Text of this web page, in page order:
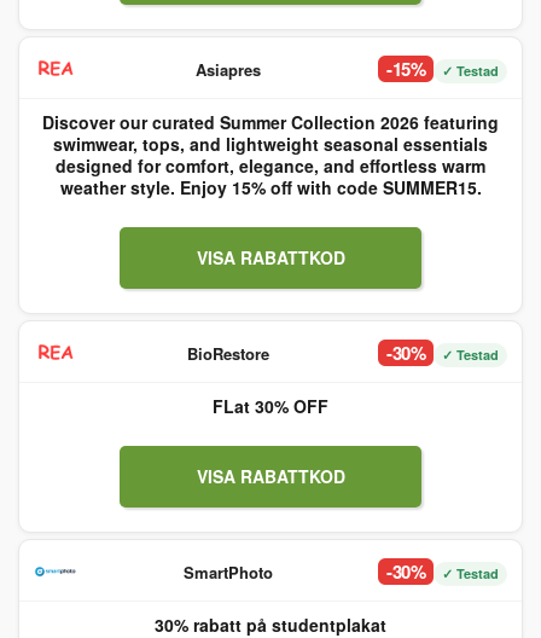
Asiapres -15% ✓ Testad
Discover our curated Summer Collection 2026 featuring
swimwear, tops, and lightweight seasonal essentials
designed for comfort, elegance, and effortless warm
weather style. Enjoy 15% off with code SUMMER15.
VISA RABATTKOD
BioRestore -30% ✓ Testad
FLat 30% OFF
VISA RABATTKOD
SmartPhoto -30% ✓ Testad
30% rabatt på studentplakat